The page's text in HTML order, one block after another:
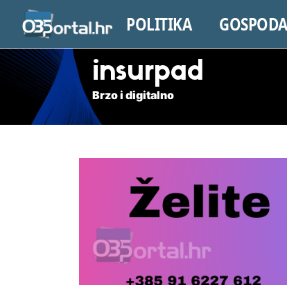
POLITIKA
insurpad
Brzo i digitalno